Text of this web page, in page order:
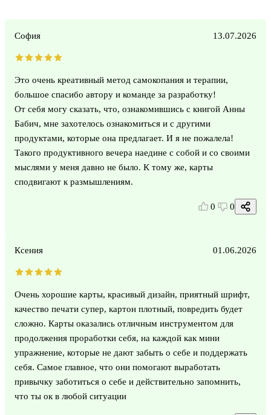
София 13.07.2026
Это очень креативный метод самокопания и терапии,
большое спасибо автору и команде за разработку!
От себя могу сказать, что, ознакомившись с книгой Анны
Бабич, мне захотелось ознакомиться и с другими
продуктами, которые она предлагает. И я не пожалела!
Такого продуктивного вечера наедине с собой и со своими
мыслями у меня давно не было. К тому же, карты
сподвигают к размышлениям.
0 0
Ксения 01.06.2026
Очень хорошие карты, красивый дизайн, приятный шрифт,
качество печати супер, картон плотный, повредить будет
сложно. Карты оказались отличным инструментом для
продолжения проработки себя, на каждой как мини
упражнение, которые не дают забыть о себе и поддержать
себя. Самое главное, что они помогают выработать
привычку заботиться о себе и действительно запомнить,
что ты ок в любой ситуации